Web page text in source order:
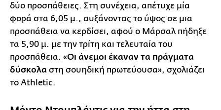
δύο προσπάθειες. Στη συνέχεια, απέτυχε μία
φορά στα 6,05 μ., αυξάνοντας το ύψος σε μια
προσπάθεια να κερδίσει, αφού ο Μάρσαλ πήδηξε
τα 5,90 μ. με την τρίτη και τελευταία του
προσπάθεια. «Οι άνεμοι έκαναν τα πράγματα
δύσκολα στη σουηδική πρωτεύουσα», σχολιάζει
το Athletic.